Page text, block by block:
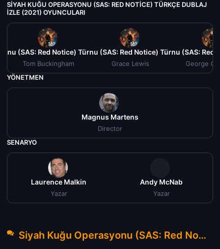
SIYAH KUĞU OPERASYONU (SAS: RED NOTICE) TÜRKÇE DUBLAJ
IZLE (2021) OYUNCULARI
(SAS: Red Notice) Türkçe Dublaj izle (2021)
Tom Buckingham
Siyah Kuğu Operasyonu (SAS: Red Notice) Türkçe Dublaj
Grace Lewis
Siyah Kuğu Operasyonu (SAS:
George
Siyah
YÖNETMEN
Magnus Martens
Director
SENARYO
Laurence Malkin
Yazar
Andy McNab
Yazar
Siyah Kuğu Operasyonu (SAS: Red Notice) Türkçe Dublaj izle (2021) Hakkında Yorumlar